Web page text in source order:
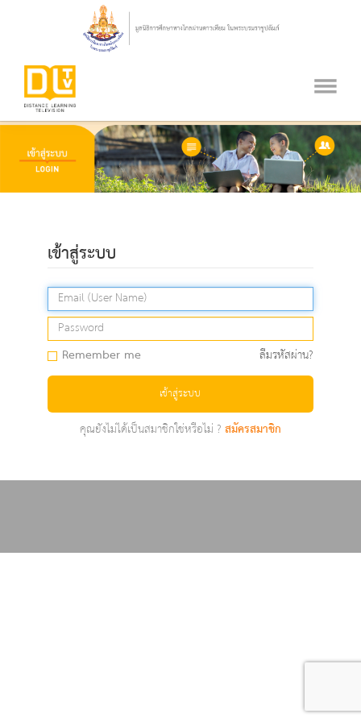
เข้าสู่ระบบ
Remember me ลืมรหัสผ่าน?
เข้าสู่ระบบ
คุณยังไม่ได้เป็นสมาชิกใช่หรือไม่ ?สมัครสมาชิก